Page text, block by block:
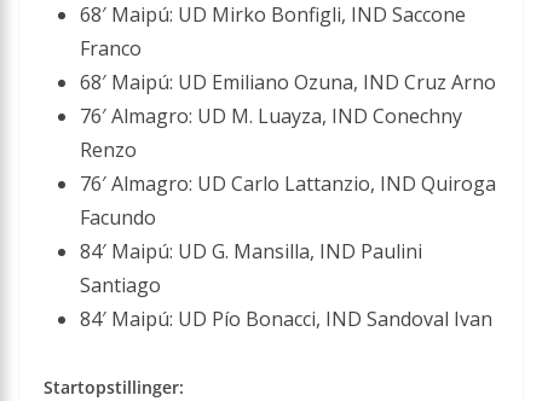
68′ Maipú: UD Mirko Bonfigli, IND Saccone
Franco
68′ Maipú: UD Emiliano Ozuna, IND Cruz Arno
76′ Almagro: UD M. Luayza, IND Conechny
Renzo
76′ Almagro: UD Carlo Lattanzio, IND Quiroga
Facundo
84′ Maipú: UD G. Mansilla, IND Paulini
Santiago
84′ Maipú: UD Pío Bonacci, IND Sandoval Ivan
Startopstillinger: